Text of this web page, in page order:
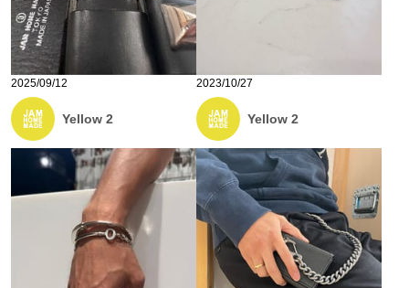
2025/09/12
Yellow 2
2023/10/27
Yellow 2